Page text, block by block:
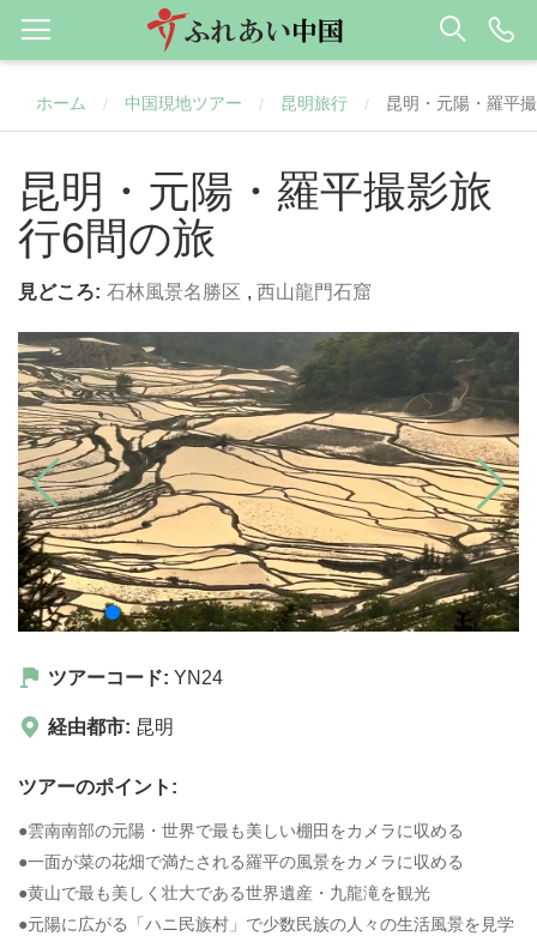
ホーム / 中国現地ツアー / 昆明旅行 / 昆明・元陽・羅平
昆明・元陽・羅平撮影旅
行6間の旅
見どころ: 石林風景名勝区 , 西山龍門石窟
ツアーコード: YN24
経由都市: 昆明
ツアーのポイント:
●雲南南部の元陽・世界で最も美しい棚田をカメラに収める
●一面が菜の花畑で満たされる羅平の風景をカメラに収める
●黄山で最も美しく壮大である世界遺産・九龍滝を観光
●元陽に広がる「ハニ民族村」で少数民族の人々の生活風景を見学